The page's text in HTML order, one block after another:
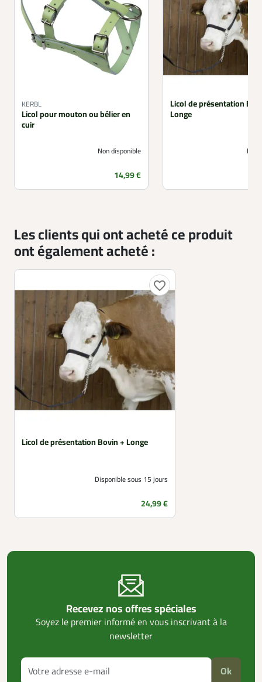
KERBL
Licol pour mouton ou bélier en
cuir
Non disponible
Prix
14,99 €
Licol de présentation
Longe
Non
Les clients qui ont acheté ce produit
ont également acheté :
favorite_border
Licol de présentation Bovin + Longe
Disponible sous 15 jours
Prix
24,99 €
Recevez nos offres spéciales
Soyez le premier informé en vous inscrivant à la
newsletter
Ok